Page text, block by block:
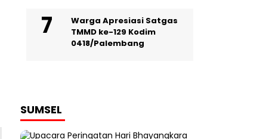
Warga Apresiasi Satgas
TMMD ke-129 Kodim
0418/Palembang
SUMSEL